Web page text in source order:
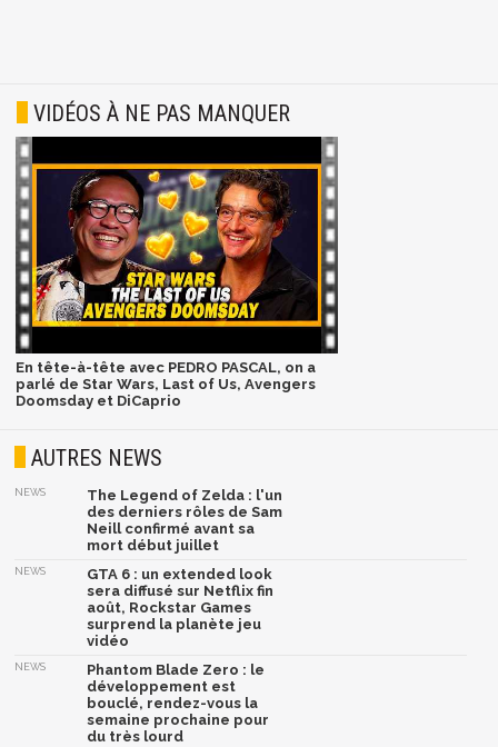
VIDÉOS À NE PAS MANQUER
En tête-à-tête avec PEDRO PASCAL, on a
parlé de Star Wars, Last of Us, Avengers
Doomsday et DiCaprio
AUTRES NEWS
NEWS
The Legend of Zelda : l'un
des derniers rôles de Sam
Neill confirmé avant sa
mort début juillet
NEWS
GTA 6 : un extended look
sera diffusé sur Netflix fin
août, Rockstar Games
surprend la planète jeu
vidéo
NEWS
Phantom Blade Zero : le
développement est
bouclé, rendez-vous la
semaine prochaine pour
du très lourd